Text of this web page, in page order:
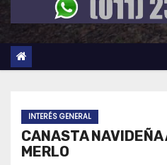
INTERÉS GENERAL
CANASTA
MERLO